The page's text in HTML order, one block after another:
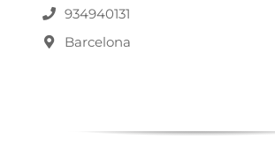
934940131
Barcelona